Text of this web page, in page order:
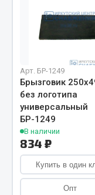
Весь раздел
Запчасти на
Амортизаторы для
Весь раздел
Запчасти
Арт. БР-1249
Брызговик
без логотипа
универсальный
БР-1249
В наличии
834 ₽
Купить в один
Опт